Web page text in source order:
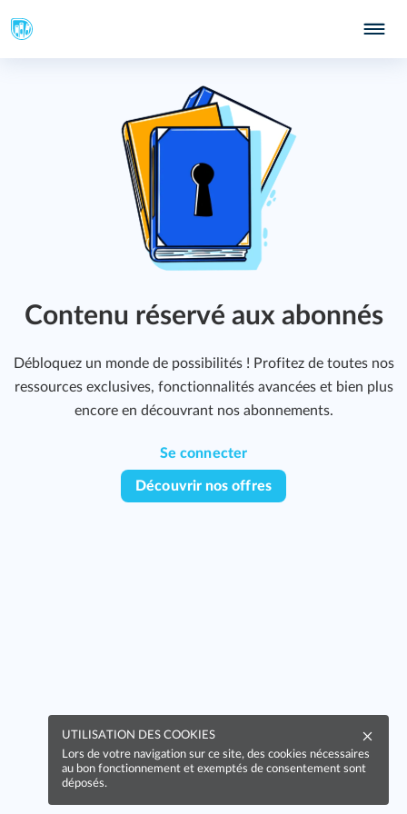
Contenu réservé aux abonnés
Débloquez un monde de possibilités ! Profitez de toutes nos
ressources exclusives, fonctionnalités avancées et bien plus
encore en découvrant nos abonnements.
Se connecter
Découvrir nos offres
UTILISATION DES COOKIES
Lors de votre navigation sur ce site, des cookies nécessaires
au bon fonctionnement et exemptés de consentement sont
déposés.